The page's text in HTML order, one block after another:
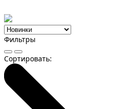
Фильтры
Сортировать: